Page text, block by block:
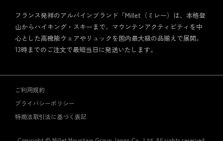
フランス発祥のアルパインブランド「Millet（ミレー）は、本格登
山からハイキング・スキーまで、マウンテンアクティビティを中
心とした高機能ウェアやリュックを国内最大級の品揃えで展開。
13時までのご注文で最短当日に発送いたします。
ご利用規約
プライバシーポリシー
特商法取引法に基づく表記